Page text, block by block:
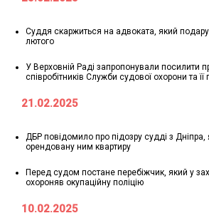
Суддя скаржиться на адвоката, який
лютого
У Верховній Раді запропонували посилити
співробітників Служби судової охорони та її
21.02.2025
ДБР повідомило про підозру судді з
орендовану ним квартиру
Перед судом постане перебіжчик, який у
охороняв окупаційну поліцію
10.02.2025